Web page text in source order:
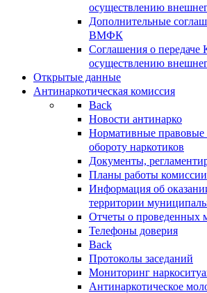
осуществлению
Дополнительные
ВМФК
Соглашения о
осуществлению
Открытые данные
Антинаркотическая комиссия
Back
Новости антинарко
Нормативные правовые
обороту наркотиков
Документы,
Планы работы комиссии
Информация об
территории
Отчеты о проведенных
Телефоны доверия
Back
Протоколы заседаний
Мониторинг
Антинаркотическое